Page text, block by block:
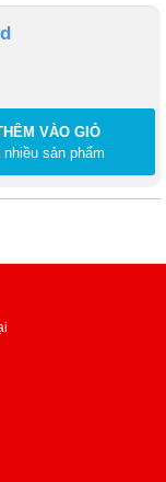
VÀO GIỎ
nhiều sản phẩm